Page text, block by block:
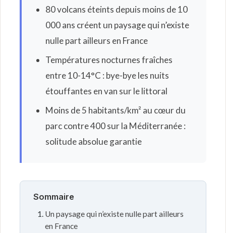
80 volcans éteints depuis moins de 10
000 ans créent un paysage qui n’existe
nulle part ailleurs en France
Températures nocturnes fraîches
entre 10-14°C : bye-bye les nuits
étouffantes en van sur le littoral
Moins de 5 habitants/km² au cœur du
parc contre 400 sur la Méditerranée :
solitude absolue garantie
Sommaire
Un paysage qui n’existe nulle part ailleurs
en France